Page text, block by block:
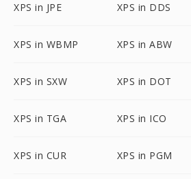
XPS in JPE XPS in DDS
XPS in WBMP XPS in ABW
XPS in SXW XPS in DOT
XPS in TGA XPS in ICO
XPS in CUR XPS in PGM